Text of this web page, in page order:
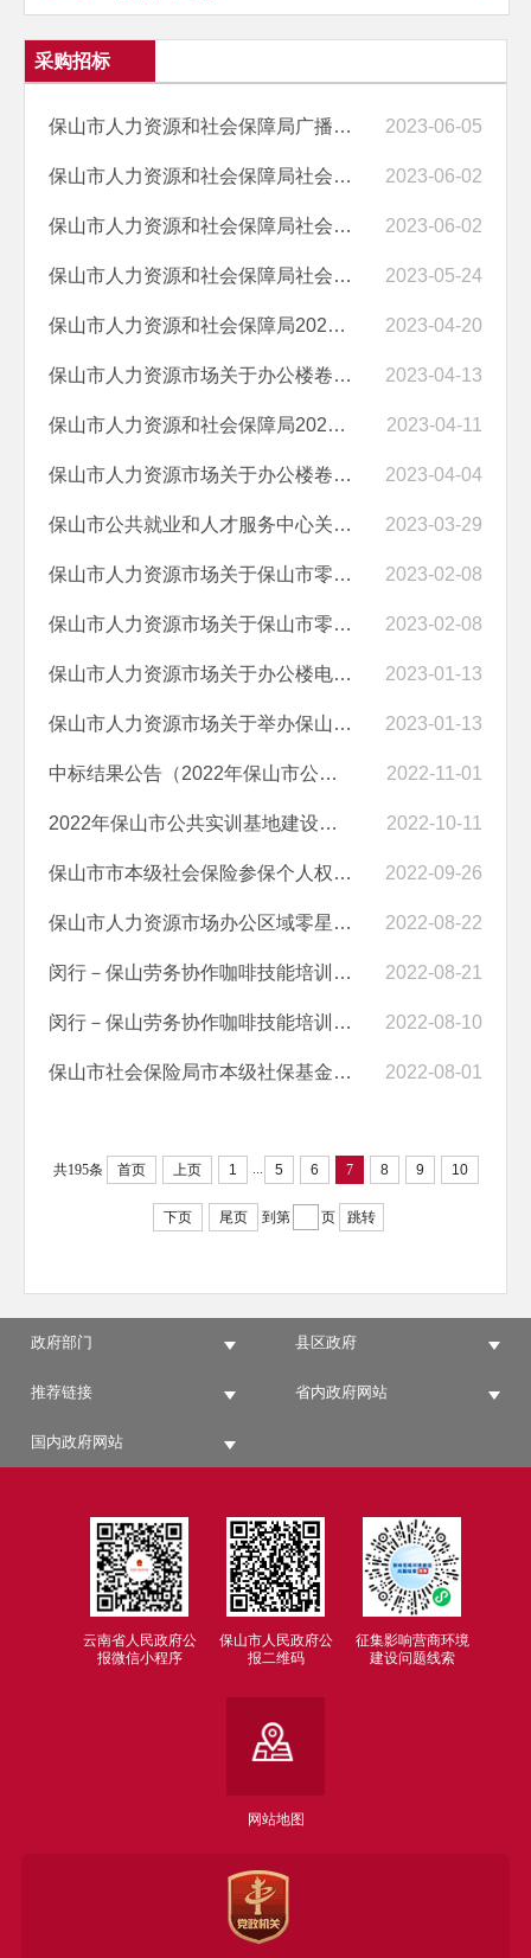
采购招标
保山市人力资源和社会保障局广播电视宣传服务单一来源审批前公示 2023-06-05
保山市人力资源和社会保障局社会保险基金内部审计服务竞争性磋商公告（... 2023-06-02
保山市人力资源和社会保障局社会保险基金内部审计服务采购流标公告 2023-06-02
保山市人力资源和社会保障局社会保险基金内部审计服务竞争性磋商公告 2023-05-24
保山市人力资源和社会保障局2023年度招标代理机构采购项目成交结果公告 2023-04-20
保山市人力资源市场关于办公楼卷帘门维修等项目中标结果公示 2023-04-13
保山市人力资源和社会保障局2023年度招标代理机构采购项目比选公告 2023-04-11
保山市人力资源市场关于办公楼卷帘门等维修项目的询价函 2023-04-04
保山市公共就业和人才服务中心关于代理记账服务的采购询价函 2023-03-29
保山市人力资源市场关于保山市零工市场视频宣传的询价函 2023-02-08
保山市人力资源市场关于保山市零工市场场地建设的询价函 2023-02-08
保山市人力资源市场关于办公楼电路安全隐患排查及线路更换提升工程的询价函 2023-01-13
保山市人力资源市场关于举办保山市2023年“春风行动”暨“就业援助月”... 2023-01-13
中标结果公告（2022年保山市公共实训基地建设项目实训设备采购） 2022-11-01
2022年保山市公共实训基地建设项目实训设备采购公开招标公告 2022-10-11
保山市市本级社会保险参保个人权益短信告知项目询价公告 2022-09-26
保山市人力资源市场办公区域零星维修改造项目工程询价的公告 2022-08-22
闵行－保山劳务协作咖啡技能培训交流、产区研学及柔性引才活动保障服务... 2022-08-21
闵行－保山劳务协作咖啡技能培训交流、产区研学及柔性引才活动保障服务... 2022-08-10
保山市社会保险局市本级社保基金运行、单位经费收支审计项目询价公告（... 2022-08-01
共195条 首页 上页 1 ... 5 6 7 8 9 10
下页 尾页 到第 页 跳转
政府部门 县区政府
推荐链接 省内政府网站
国内政府网站
云南省人民政府公
报微信小程序
保山市人民政府公
报二维码
征集影响营商环境
建设问题线索
网站地图